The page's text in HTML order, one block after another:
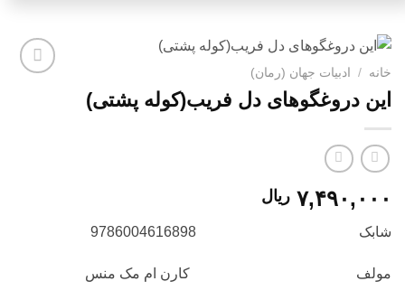
خانه / ادبيات جهان (رمان)
این دروغگوهای دل فریب(کوله پشتی)
۷,۴۹۰,۰۰۰ ریال
شابک 9786004616898
مولف کارن ام مک منس